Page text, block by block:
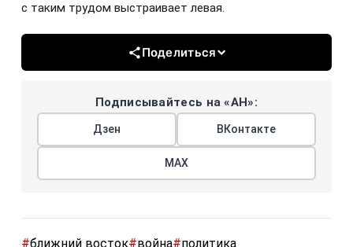
с таким трудом выстраивает левая.
Поделиться
Подписывайтесь на «АН»:
Дзен ВКонтакте
МАХ
#ближний восток#война#политика